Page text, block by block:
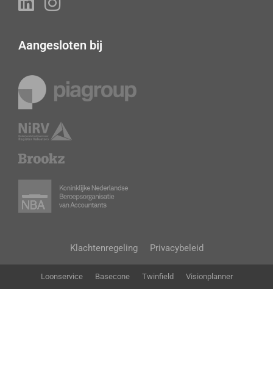
Aangesloten bij
Klachtenregeling Privacybeleid
Loonservice Basecone Twinfield Visionplanner